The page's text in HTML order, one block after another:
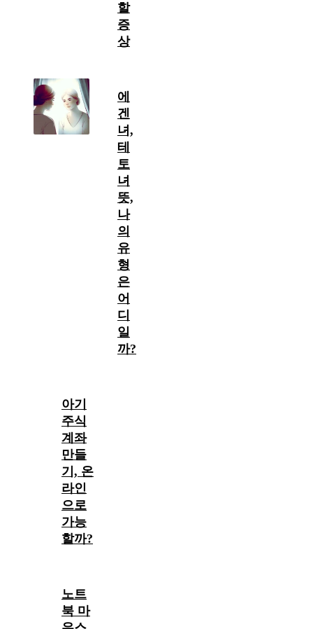
할
증
상
에
겐
녀,
테
토
녀
뜻,
나
의
유
형
은
어
디
일
까?
아기
주식
계좌
만들
기, 온
라인
으로
가능
할까?
노트
북 마